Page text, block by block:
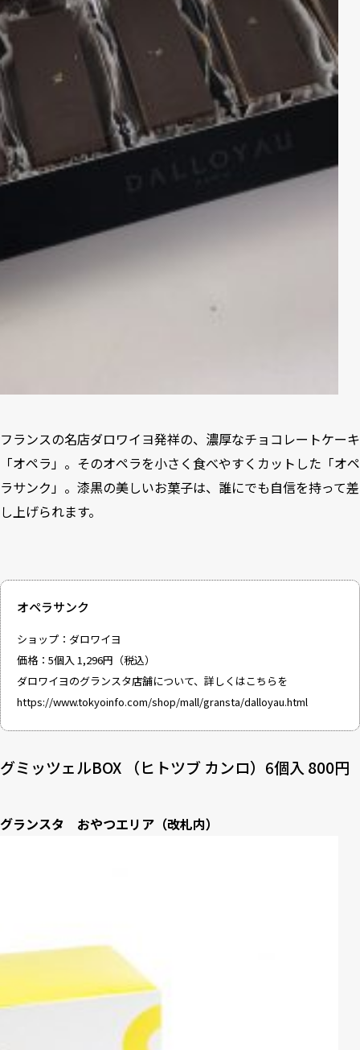
フランスの名店ダロワイヨ発祥の、濃厚なチョコレートケーキ
「オペラ」。そのオペラを小さく食べやすくカットした「オペ
ラサンク」。漆黒の美しいお菓子は、誰にでも自信を持って差
し上げられます。
オペラサンク
ショップ：ダロワイヨ
価格：5個入 1,296円（税込）
ダロワイヨのグランスタ店舗について、詳しくはこちらを
https://www.tokyoinfo.com/shop/mall/gransta/dalloyau.html
グミッツェルBOX （ヒトツブ カンロ）6個入 800円
グランスタ おやつエリア（改札内）